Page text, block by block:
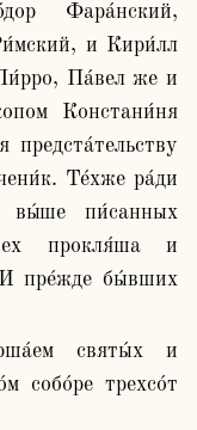
Фара́нский,
и Кири́лл
Па́вел же и
Констани́ня
Те́хже ра́ди
вы́ше пи́санных
прокля́ша и
И пре́жде бы́вших
собо́ре трехсо́т